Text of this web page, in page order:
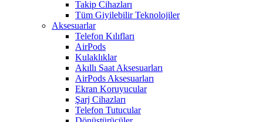
Takip Cihazları
Tüm Giyilebilir Teknolojiler
Aksesuarlar
Telefon Kılıfları
AirPods
Kulaklıklar
Akıllı Saat Aksesuarları
AirPods Aksesuarları
Ekran Koruyucular
Şarj Cihazları
Telefon Tutucular